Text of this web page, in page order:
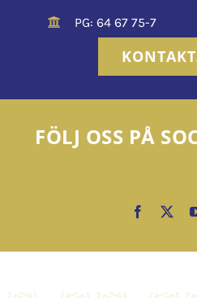
PG: 64 67 75-7
FÖLJ OSS PÅ